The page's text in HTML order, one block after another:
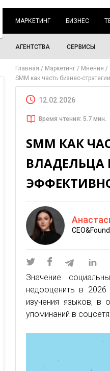
МАРКЕТИНГ БИЗНЕС
АГЕНТСТВА СЕРВИСЫ
Главная Маркетинг
Мнения
SMM как часть бизнес-
12.02.2026
Время чтения: 5.7 мин.
SMM КАК
ВЛАДЕЛЬЦА
Значение
недооценить в 2026
изучения языков, в
упоминаний в